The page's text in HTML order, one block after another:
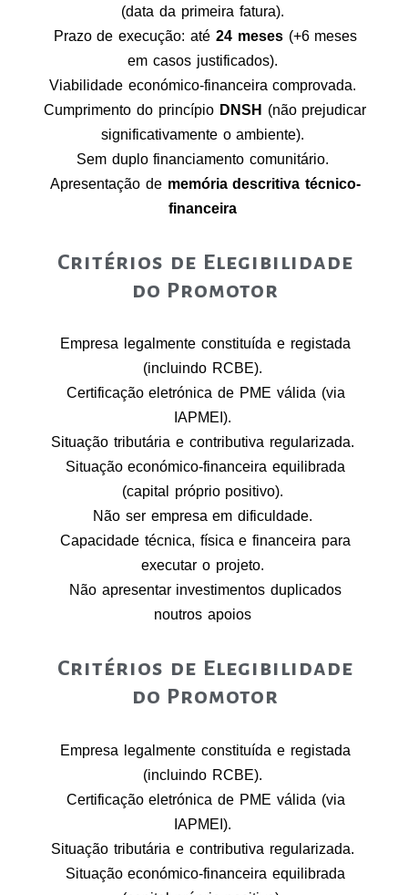
(data da primeira fatura).
Prazo de execução: até 24 meses(+6 meses
em casos justificados).
Viabilidade económico-financeira comprovada.
Cumprimento do princípio DNSH (não prejudicar
significativamente o ambiente).
Sem duplo financiamento comunitário.
Apresentação de memória descritiva técnico-
financeira
Critérios de Elegibilidade
do Promotor
Empresa legalmente constituída e registada
(incluindo RCBE).
Certificação eletrónica de PME válida (via
IAPMEI).
Situação tributária e contributiva regularizada.
Situação económico-financeira equilibrada
(capital próprio positivo).
Não ser empresa em dificuldade.
Capacidade técnica, física e financeira para
executar o projeto.
Não apresentar investimentos duplicados
noutros apoios
Critérios de Elegibilidade
do Promotor
Empresa legalmente constituída e registada
(incluindo RCBE).
Certificação eletrónica de PME válida (via
IAPMEI).
Situação tributária e contributiva regularizada.
Situação económico-financeira equilibrada